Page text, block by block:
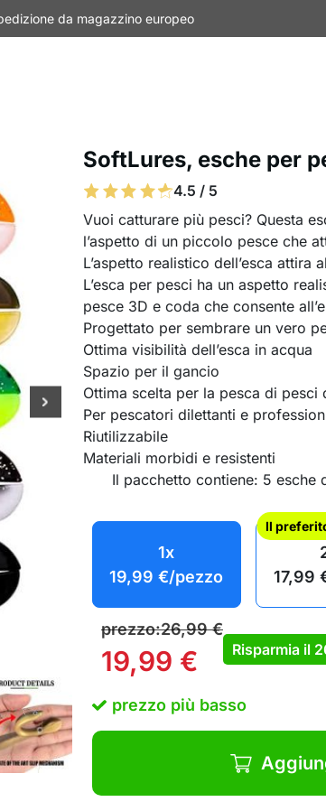
da magazzino europeo
SoftLures, esche per
4.5 / 5
Vuoi catturare più pesci? Questa
l’aspetto di un piccolo pesce che
L’aspetto realistico dell’esca attira
L’esca per pesci ha un aspetto
pesce 3D e coda che consente
Progettato per sembrare un vero
Ottima visibilità dell’esca in acqua
Spazio per il gancio
Ottima scelta per la pesca di pesci
Per pescatori dilettanti e
Riutilizzabile
Materiali morbidi e resistenti
Il pacchetto contiene: 5 esche
1x
19,99€/pezzo
Il
17,99
prezzo:26,99€
19,99 € Risparmia il
prezzo più basso